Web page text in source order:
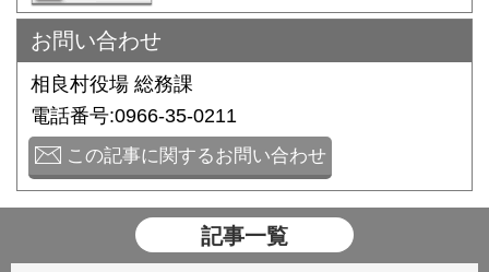
お問い合わせ
相良村役場 総務課
電話番号:0966-35-0211
この記事に関するお問い合わせ
記事一覧